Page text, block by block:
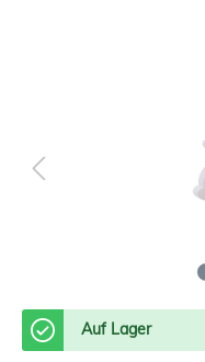
Auf Lager